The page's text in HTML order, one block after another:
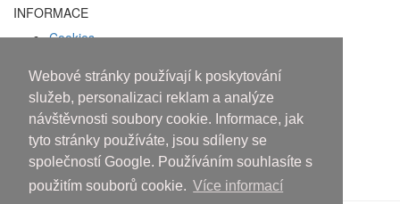
Webové stránky používají k poskytování
služeb, personalizaci reklam a analýze
návštěvnosti soubory cookie. Informace, jak
tyto stránky používáte, jsou sdíleny se
společností Google. Používáním souhlasíte s
použitím souborů cookie. Více informací
INFORMACE
Cookies
Facebook
Osobám mladším 18 let alkohol
neprodáváme!